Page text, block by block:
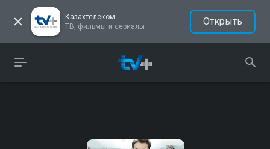
Казахтелеком
ТВ, фильмы и сериалы
Открыть